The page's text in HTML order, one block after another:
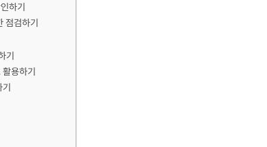
하기
점검하기
기
용하기